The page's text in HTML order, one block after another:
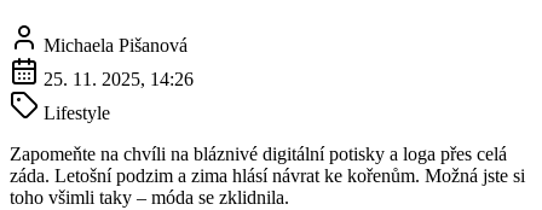
Michaela Pišanová
25. 11. 2025, 14:26
Lifestyle
Zapomeňte na chvíli na bláznivé digitální potisky a loga přes celá
záda. Letošní podzim a zima hlásí návrat ke kořenům. Možná jste si
toho všimli taky – móda se zklidnila.